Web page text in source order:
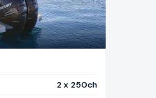
2 x 250ch